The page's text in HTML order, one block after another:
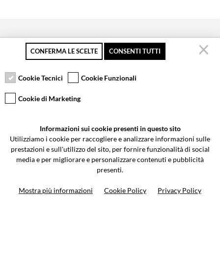
Secure payment
Free returns up to 30
Customer service
Via Galileo Galilei 5 | Verano Brianza (MB) 20843 | ITALY
0362-805407-info@valtermoto.com
CONFERMA LE SCELTE CONSENTI TUTTI
Cookie Tecnici Cookie Funzionali
Cookie di Marketing
Informazioni sui cookie presenti in questo sito
Utilizziamo i cookie per raccogliere e analizzare informazioni sulle
prestazioni e sull'utilizzo del sito, per fornire funzionalità di social
media e per migliorare e personalizzare contenuti e pubblicità
presenti.
Mostra più informazioni Cookie Policy Privacy Policy